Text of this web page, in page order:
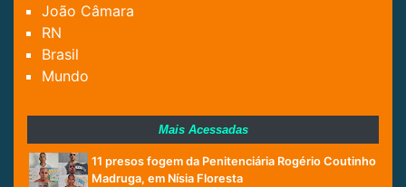
João Câmara
RN
Brasil
Mundo
Mais Acessadas
11 presos fogem da Penitenciária Rogério Coutinho
Madruga, em Nísia Floresta